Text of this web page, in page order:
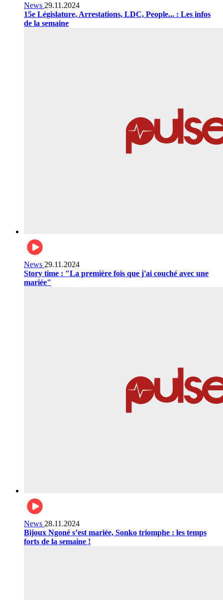
News 29.11.2024
15e Législature, Arrestations, LDC, People... : Les infos
de la semaine
News 29.11.2024
Story time : "La première fois que j'ai couché avec une
mariée"
News 28.11.2024
Bijoux Ngoné s’est mariée, Sonko triomphe : les temps
forts de la semaine !